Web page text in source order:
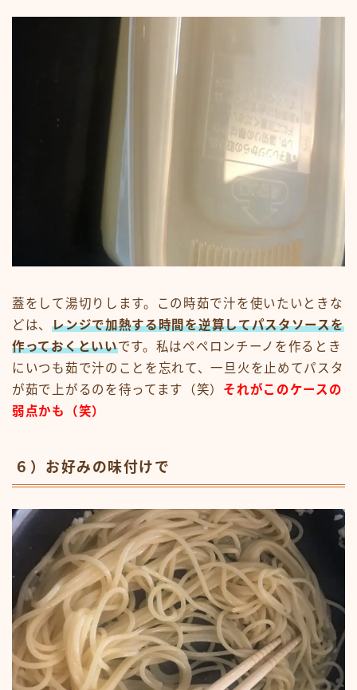
蓋をして湯切りします。この時茹で汁を使いたいときな
どは、レンジで加熱する時間を逆算してパスタソースを
作っておくといいです。私はペペロンチーノを作るとき
にいつも茹で汁のことを忘れて、一旦火を止めてパスタ
が茹で上がるのを待ってます（笑） それがこのケースの
弱点かも（笑）
６）お好みの味付けで